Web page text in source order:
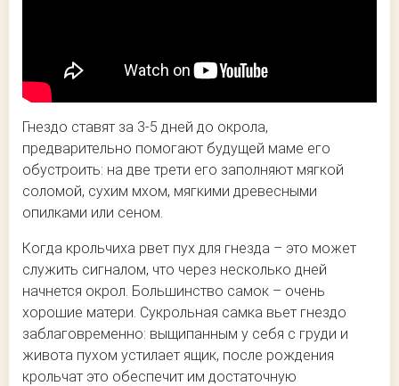
Гнездо ставят за 3-5 дней до окрола,
предварительно помогают будущей маме его
обустроить: на две трети его заполняют мягкой
соломой, сухим мхом, мягкими древесными
опилками или сеном.
Когда крольчиха рвет пух для гнезда – это может
служить сигналом, что через несколько дней
начнется окрол. Большинство самок – очень
хорошие матери. Сукрольная самка вьет гнездо
заблаговременно: выщипанным у себя с груди и
живота пухом устилает ящик, после рождения
крольчат это обеспечит им достаточную